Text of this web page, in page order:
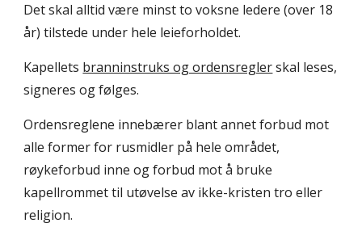
Det skal alltid være minst to voksne ledere (over 18
år) tilstede under hele leieforholdet.
Kapellets branninstruks og ordensreglerskal leses,
signeres og følges.
Ordensreglene innebærer blant annet forbud mot
alle former for rusmidler på hele området,
røykeforbud inne og forbud mot å bruke
kapellrommet til utøvelse av ikke-kristen tro eller
religion.